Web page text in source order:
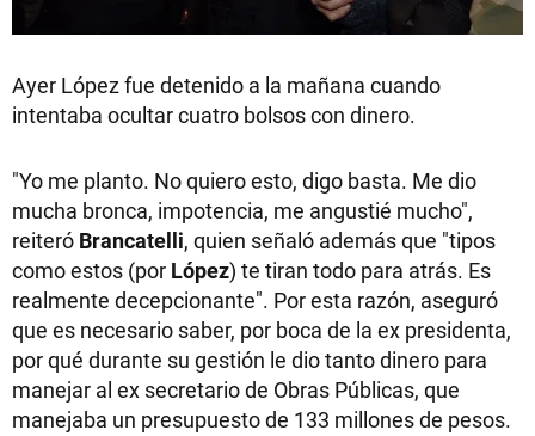
Ayer López fue detenido a la mañana cuando
intentaba ocultar cuatro bolsos con dinero.
"Yo me planto. No quiero esto, digo basta. Me dio
mucha bronca, impotencia, me angustié mucho",
reiteró Brancatelli, quien señaló además que "tipos
como estos (por López) te tiran todo para atrás. Es
realmente decepcionante". Por esta razón, aseguró
que es necesario saber, por boca de la ex presidenta,
por qué durante su gestión le dio tanto dinero para
manejar al ex secretario de Obras Públicas, que
manejaba un presupuesto de 133 millones de pesos.